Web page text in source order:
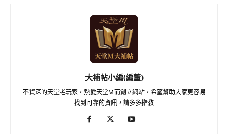
大補帖小編(編董)
不資深的天堂老玩家，熱愛天堂M而創立網站，希望幫助大家更容易
找到可靠的資訊，請多多指教